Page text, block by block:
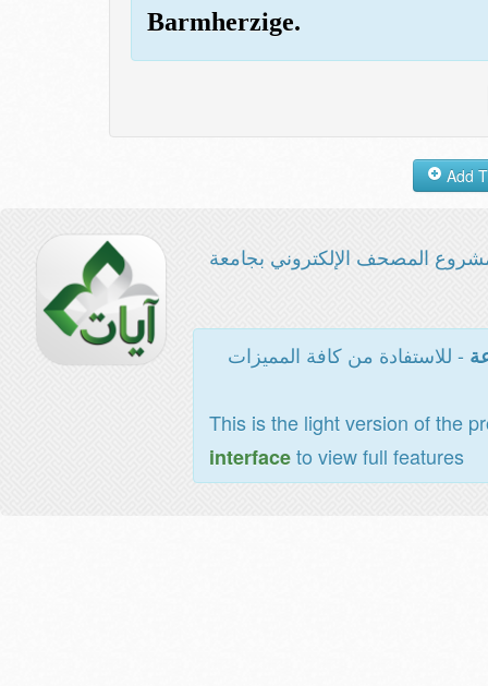
Barmherzige.
المصحف الإلكتروني بجامعة
- للاستفادة من كافة المميزات
This is the light version of the
interfaceto view full features